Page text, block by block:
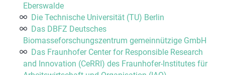
Eberswalde
Die Technische Universität (TU) Berlin
Das DBFZ Deutsches
Biomasseforschungszentrum gemeinnützige GmbH
Das Fraunhofer Center for Responsible Research
and Innovation (CeRRI) des Fraunhofer-Institutes für